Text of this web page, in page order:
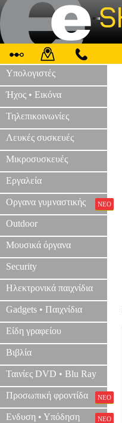
Υπολογιστές
Ήχος • Εικόνα
Τηλεπικοινωνίες
Λευκές συσκευές
Μικροσυσκευές
Εργαλεία
Οργανα γυμναστικής ΝΕΟ
Outdoor
Μουσικά όργανα
Security
Ηλεκτρονικά παιχνίδια
Gadgets • Παιχνίδια
Είδη γραφείου
Βιβλία
Ταινίες DVD • Blu Ray
Προσωπική φροντίδα ΝΕΟ
Ενδυση • Υπόδηση ΝΕΟ